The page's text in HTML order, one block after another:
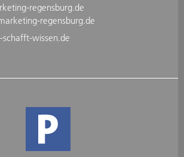
regensburg.de
regensburg.de
wissen.de